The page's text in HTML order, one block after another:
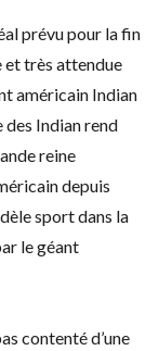
prévu pour la fin
et très attendue
américain Indian
Indian rend
reine
depuis
sport dans la
le géant
contenté d’une